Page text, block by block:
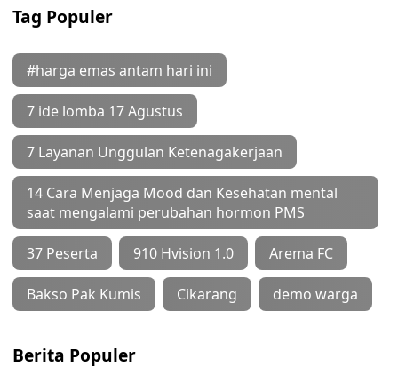
Tag Populer
#harga emas antam hari ini
7 ide lomba 17 Agustus
7 Layanan Unggulan Ketenagakerjaan
14 Cara Menjaga Mood dan Kesehatan mental
saat mengalami perubahan hormon PMS
37 Peserta 910 Hvision 1.0 Arema FC
Bakso Pak Kumis Cikarang demo warga
Berita Populer